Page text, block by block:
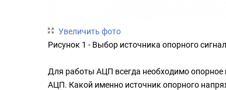
Увеличить фото
Рисунок 1 - Выбор источника опорного
Для работы АЦП всегда необходимо опорное
АЦП. Какой именно источник опорного